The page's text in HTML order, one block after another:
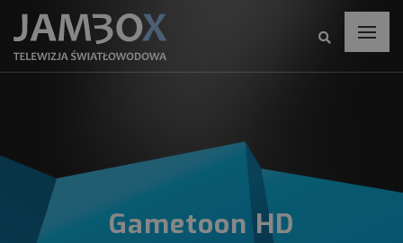
Gametoon HD